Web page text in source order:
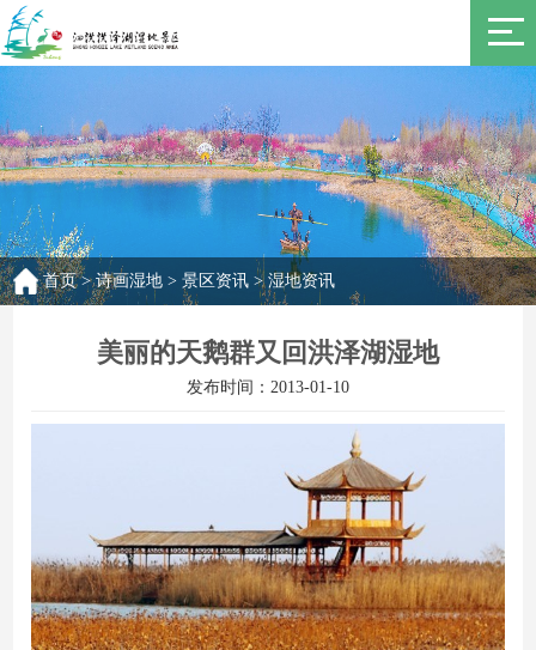
首页>诗画湿地 >景区资讯 >湿地资讯
美丽的天鹅群又回洪泽湖湿地
发布时间：2013-01-10